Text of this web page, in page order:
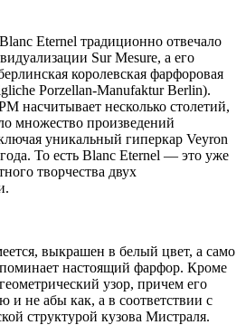
Eternel традиционно отвечало
Sur Mesure, а его
королевская фарфоровая
Porzellan-Manufaktur Berlin).
насчитывает несколько столетий,
множество произведений
уникальный гиперкар Veyron
То есть Blanc Eternel — это уже
творчества двух
выкрашен в белый цвет, а само
настоящий фарфор. Кроме
узор, причем его
и не абы как, а в соответствии с
структурой кузова Мистраля.